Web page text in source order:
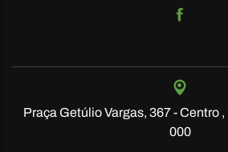
Praça Getúlio Vargas, 367 - Centro
000